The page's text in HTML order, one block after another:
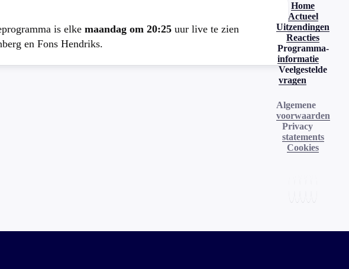
is elke maandag om 20:25 uur live te zien
en Fons Hendriks.
Home
Actueel
Uitzendingen
Reacties
Programma-
informatie
Veelgestelde
vragen
Algemene
voorwaarden
Privacy
statements
Cookies